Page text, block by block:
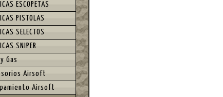
ESCOPETAS
PISTOLAS
SELECTOS
SNIPER
Gas
Airsoft
Airsoft